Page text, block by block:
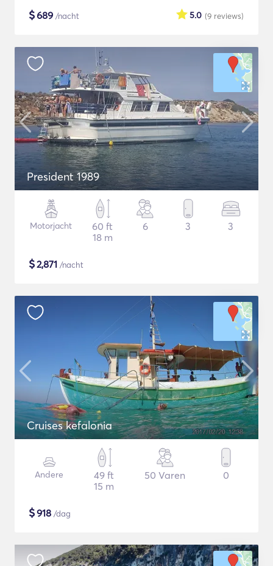
$689 /nacht (9 reviews)
5.0
President 1989
Motorjacht
60 ft
18 m
6 3 3
$2,871 /nacht
Cruises kefalonia
Andere
49 ft
15 m
50 Varen 0
$918 /dag